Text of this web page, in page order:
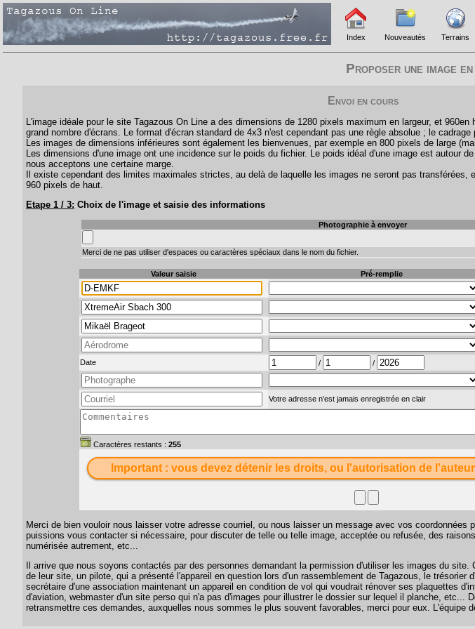
Index Nouveautés Terrains
Proposer une image
Envoi en cours
L'image idéale pour le site Tagazous On Line a des dimensions de 1280 pixels maximum en largeur, et
grand nombre d'écrans. Le format d'écran standard de 4x3 n'est cependant pas une règle absolue ; le
Les images de dimensions inférieures sont également les bienvenues, par exemple en 800 pixels de large
Les dimensions d'une image ont une incidence sur le poids du fichier. Le poids idéal d'une image est autour
nous acceptons une certaine marge.
Il existe cependant des limites maximales strictes, au delà de laquelle les images ne seront pas
960 pixels de haut.
Etape 1 / 3: Choix de l'image et saisie des informations
Photographie à envoyer
Merci de ne pas utiliser d'espaces ou caractères spéciaux dans le nom du fichier.
Valeur saisie Pré-remplie
Date / /
Votre adresse n'est jamais enregistrée en clair
Caractères restants : 255
Important : vous devez détenir les droits, ou l'autorisation de
Merci de bien vouloir nous laisser votre adresse courriel, ou nous laisser un message avec vos coordonnées
puissions vous contacter si nécessaire, pour discuter de telle ou telle image, acceptée ou refusée, des
numérisée autrement, etc...
Il arrive que nous soyons contactés par des personnes demandant la permission d'utiliser les images du
de leur site, un pilote, qui a présenté l'appareil en question lors d'un rassemblement de Tagazous, le trésorier
secrétaire d'une association maintenant un appareil en condition de vol qui voudrait rénover ses plaquettes
d'aviation, webmaster d'un site perso qui n'a pas d'images pour illustrer le dossier sur lequel il planche, etc...
retransmettre ces demandes, auxquelles nous sommes le plus souvent favorables, merci pour eux. L'équipe